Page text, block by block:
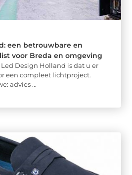
een betrouwbare en
voor Breda en omgeving
Design Holland is dat u er
een compleet lichtproject.
advies ...